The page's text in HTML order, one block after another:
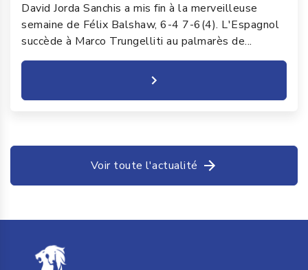
David Jorda Sanchis a mis fin à la merveilleuse
semaine de Félix Balshaw, 6-4 7-6(4). L'Espagnol
succède à Marco Trungelliti au palmarès de...
Voir toute l'actualité